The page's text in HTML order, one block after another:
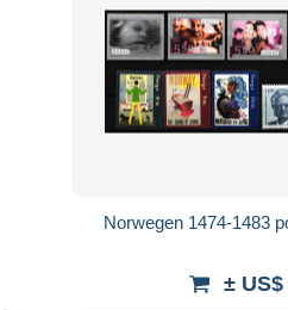
Norwegen 1474-1483
± US$